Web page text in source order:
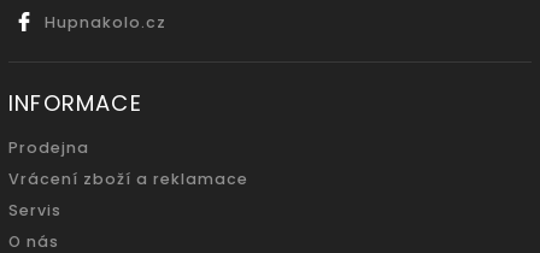
Hupnakolo.cz
INFORMACE
Prodejna
Vrácení zboží a reklamace
Servis
O nás